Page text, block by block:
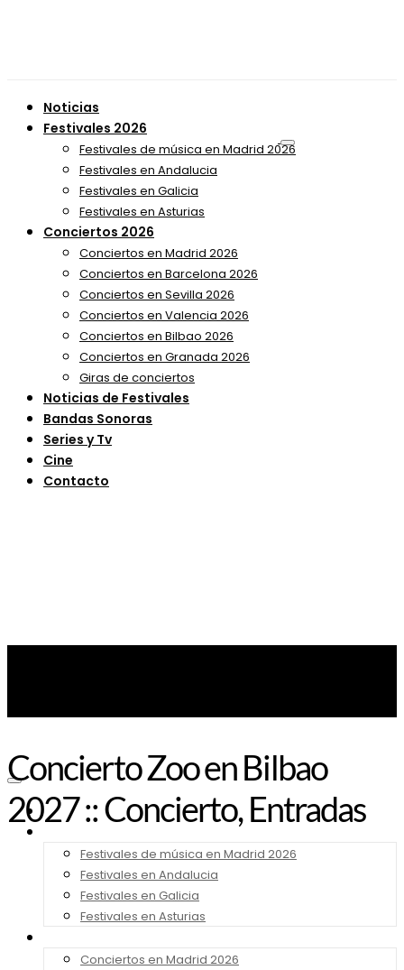
Noticias
Festivales 2026
Festivales de música en Madrid 2026
Festivales en Andalucia
Festivales en Galicia
Festivales en Asturias
Conciertos 2026
Conciertos en Madrid 2026
Conciertos en Barcelona 2026
Conciertos en Sevilla 2026
Conciertos en Valencia 2026
Conciertos en Bilbao 2026
Conciertos en Granada 2026
Giras de conciertos
Noticias de Festivales
Bandas Sonoras
Series y Tv
Cine
Contacto
Noticias
Festivales de música en Madrid 2026
Festivales en Andalucia
Festivales en Galicia
Festivales en Asturias
Conciertos en Madrid 2026
Concierto Zoo en Bilbao
2027 :: Concierto, Entradas